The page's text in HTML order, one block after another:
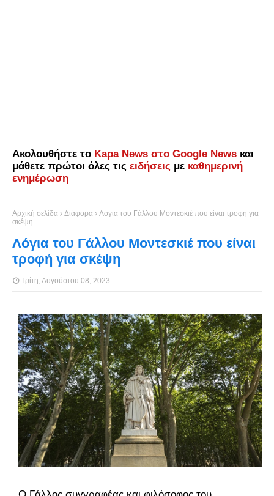
Ακολουθήστε το Kapa News στο Google News και
μάθετε πρώτοι όλες τις ειδήσεις με καθημερινή
ενημέρωση
Αρχική σελίδα Διάφορα
Λόγια του Γάλλου Μοντεσκιέ που είναι τροφή για
σκέψη
Λόγια του Γάλλου Μοντεσκιέ που είναι
τροφή για σκέψη
Τρίτη, Αυγούστου 08, 2023